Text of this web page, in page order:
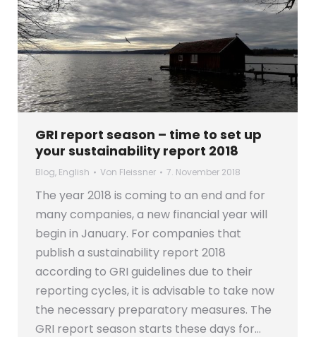
GRI report season – time to set up
your sustainability report 2018
Blog, English Von Fleissner 7. November 2018
The year 2018 is coming to an end and for
many companies, a new financial year will
begin in January. For companies that
publish a sustainability report 2018
according to GRI guidelines due to their
reporting cycles, it is advisable to take now
the necessary preparatory measures. The
GRI report season starts these days for…